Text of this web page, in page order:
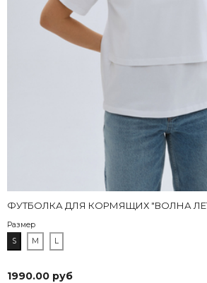
ФУТБОЛКА ДЛЯ КОРМЯЩИХ "ВОЛНА
Размер
S
M L
1990.00 руб